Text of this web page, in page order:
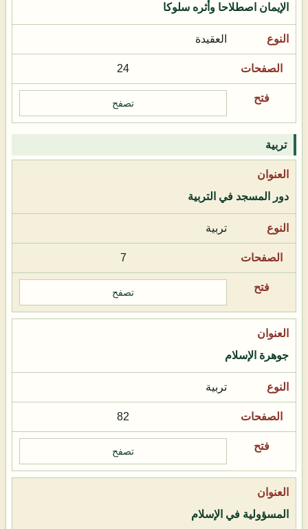
الإيمان اصطلاحا وأثره سلوكا
العقيدة
24
تصفح
تربية
دور المسجد في التربية
تربية
7
تصفح
جوهرة الإسلام
تربية
82
تصفح
المسؤولية في الإسلام